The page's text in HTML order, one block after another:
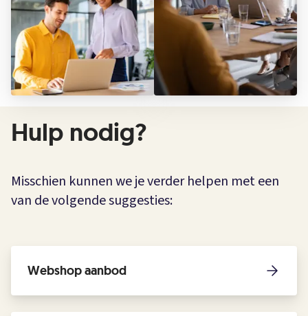
Hulp nodig?
Misschien kunnen we je verder helpen met een
van de volgende suggesties:
Webshop aanbod